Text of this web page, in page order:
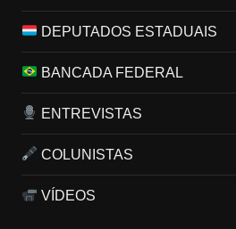
DEPUTADOS ESTADUAIS
BANCADA FEDERAL
ENTREVISTAS
COLUNISTAS
VÍDEOS